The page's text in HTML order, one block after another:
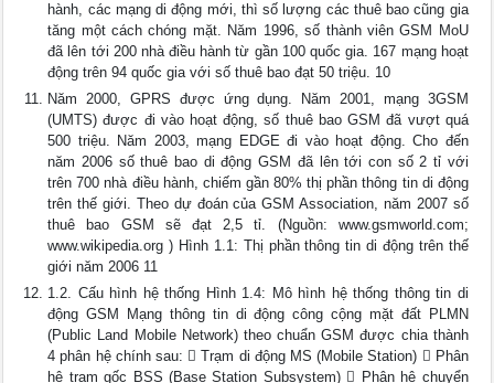
hành, các mạng di động mới, thì số lượng các thuê bao cũng gia
tăng một cách chóng mặt. Năm 1996, số thành viên GSM MoU
đã lên tới 200 nhà điều hành từ gần 100 quốc gia. 167 mạng hoạt
động trên 94 quốc gia với số thuê bao đạt 50 triệu. 10
Năm 2000, GPRS được ứng dụng. Năm 2001, mạng 3GSM
(UMTS) được đi vào hoạt động, số thuê bao GSM đã vượt quá
500 triệu. Năm 2003, mạng EDGE đi vào hoạt động. Cho đến
năm 2006 số thuê bao di động GSM đã lên tới con số 2 tỉ với
trên 700 nhà điều hành, chiếm gần 80% thị phần thông tin di động
trên thế giới. Theo dự đoán của GSM Association, năm 2007 số
thuê bao GSM sẽ đạt 2,5 tỉ. (Nguồn: www.gsmworld.com;
www.wikipedia.org ) Hình 1.1: Thị phần thông tin di động trên thế
giới năm 2006 11
1.2. Cấu hình hệ thống Hình 1.4: Mô hình hệ thống thông tin di
động GSM Mạng thông tin di động công cộng mặt đất PLMN
(Public Land Mobile Network) theo chuẩn GSM được chia thành
4 phân hệ chính sau:  Trạm di động MS (Mobile Station)  Phân
hệ trạm gốc BSS (Base Station Subsystem)  Phân hệ chuyển